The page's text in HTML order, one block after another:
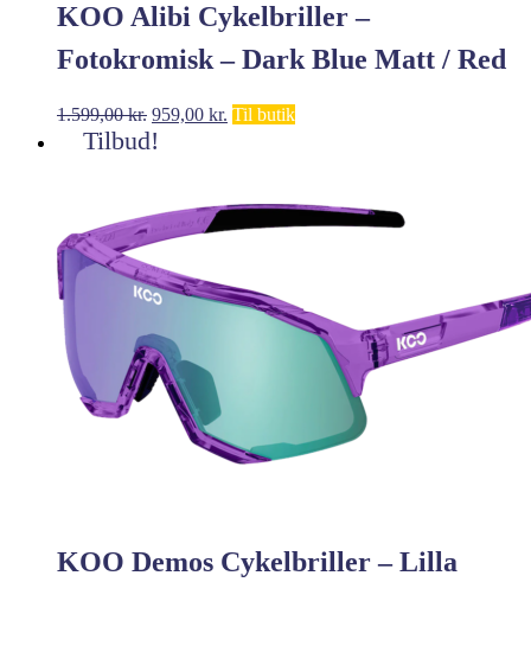
KOO Alibi Cykelbriller –
Fotokromisk – Dark Blue Matt / Red
Photochromic
1.599,00kr. Den
oprindelige
pris
959,00 kr. Den
Til butik
Tilbud!
KOO Demos Cykelbriller – Lilla